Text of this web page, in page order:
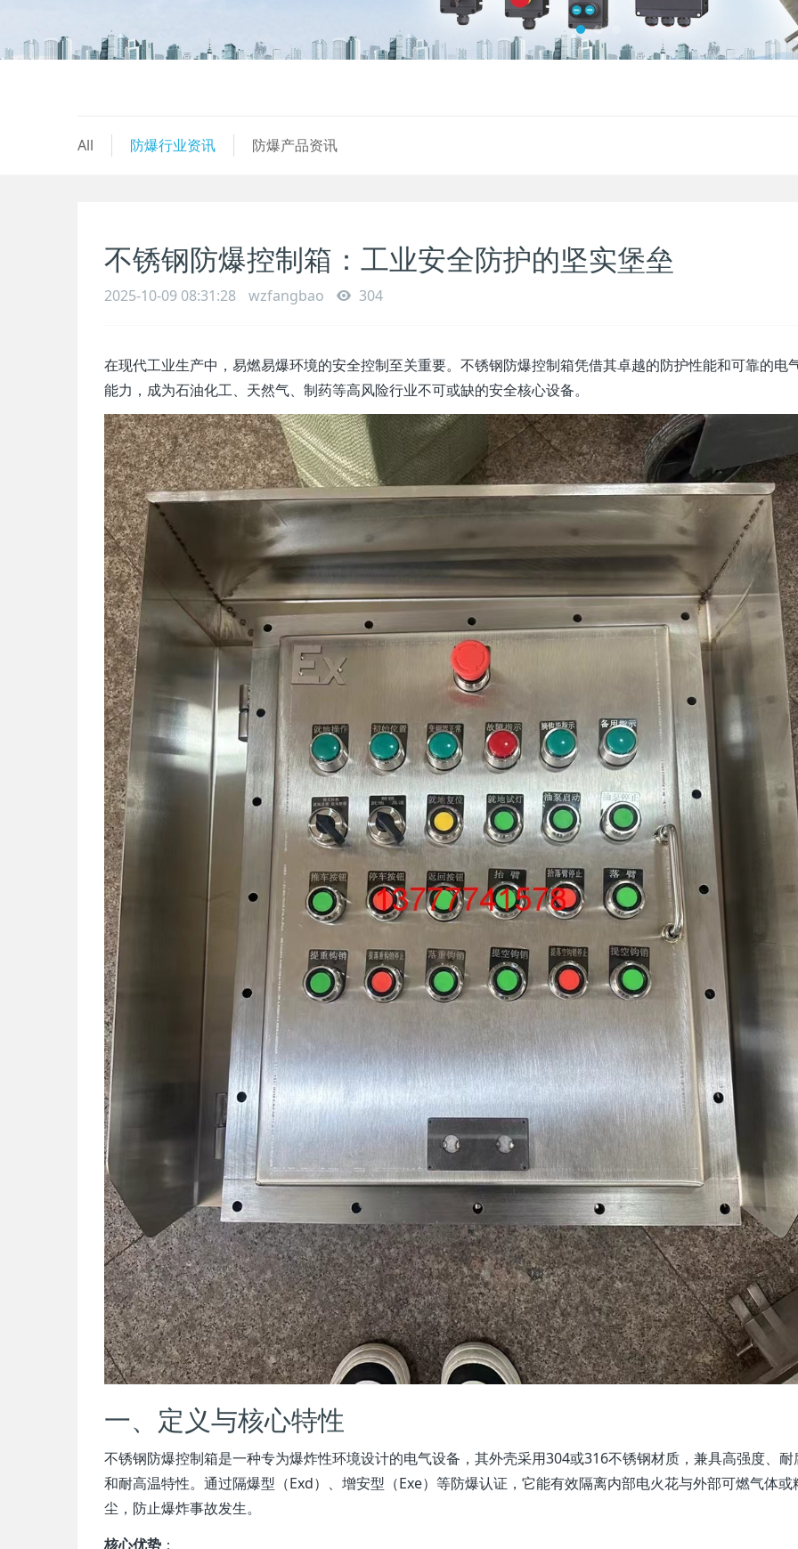
All 防爆行业资讯 防爆产品资讯
不锈钢防爆控制箱：工业安全防护的坚实堡垒
2025-10-09 08:31:28 wzfangbao 304
在现代工业生产中，易燃易爆环境的安全控制至关重要。不锈钢防爆控制箱凭借其卓越的防护性能和可靠的电
能力，成为石油化工、天然气、制药等高风险行业不可或缺的安全核心设备。
一、定义与核心特性
不锈钢防爆控制箱是一种专为爆炸性环境设计的电气设备，其外壳采用304或316不锈钢材质，兼具高强度、耐
和耐高温特性。通过隔爆型（Exd）、增安型（Exe）等防爆认证，它能有效隔离内部电火花与外部可燃气体或
尘，防止爆炸事故发生。
核心优势 ：